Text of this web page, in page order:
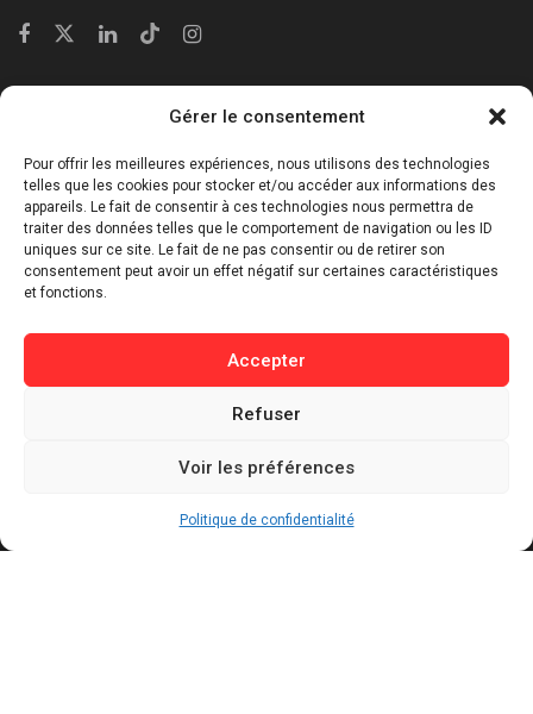
Gérer le consentement
Pour offrir les meilleures expériences, nous utilisons des technologies
telles que les cookies pour stocker et/ou accéder aux informations des
appareils. Le fait de consentir à ces technologies nous permettra de
traiter des données telles que le comportement de navigation ou les ID
uniques sur ce site. Le fait de ne pas consentir ou de retirer son
consentement peut avoir un effet négatif sur certaines caractéristiques
et fonctions.
Accepter
Refuser
Voir les préférences
Politique de confidentialité
Économie & Business
⁠Culture & Divertissement
⁠Tech & Innovation
Sport
Buzz / Insolite
Informations
Politique de cookies